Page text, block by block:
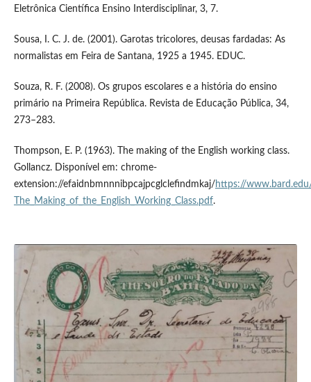
Eletrônica Científica Ensino Interdisciplinar, 3, 7.
Sousa, I. C. J. de. (2001). Garotas tricolores, deusas fardadas: As
normalistas em Feira de Santana, 1925 a 1945. EDUC.
Souza, R. F. (2008). Os grupos escolares e a história do ensino
primário na Primeira República. Revista de Educação Pública, 34,
273–283.
Thompson, E. P. (1963). The making of the English working class.
Gollancz. Disponível em: chrome-
extension://efaidnbmnnnibpcajpcglclefindmkaj/ https://
The_Making_of_the_English_Working_Class.pdf.